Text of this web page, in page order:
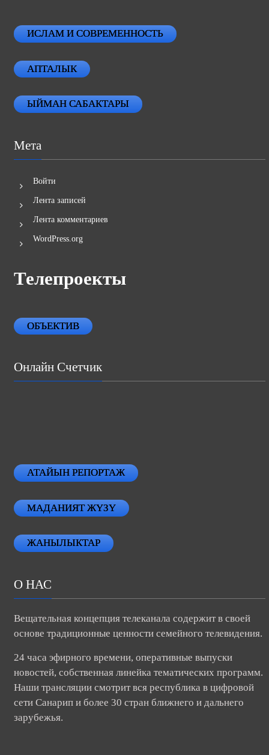
ИСЛАМ И СОВРЕМЕННОСТЬ
АПТАЛЫК
ЫЙМАН САБАКТАРЫ
Мета
Войти
Лента записей
Лента комментариев
WordPress.org
Телепроекты
ОБЪЕКТИВ
Онлайн Счетчик
АТАЙЫН РЕПОРТАЖ
МАДАНИЯТ ЖҮЗҮ
ЖАНЫЛЫКТАР
О НАС
Вещательная концепция телеканала содержит в своей
основе традиционные ценности семейного телевидения.
24 часа эфирного времени, оперативные выпуски
новостей, собственная линейка тематических программ.
Наши трансляции смотрит вся республика в цифровой
сети Санарип и более 30 стран ближнего и дальнего
зарубежья.